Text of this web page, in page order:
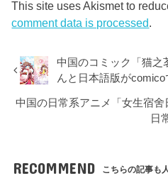
This site uses Akismet to
comment data is processed.
中国のコミック「猫
んと日本語版が
中国の日常系アニメ「女生宿
日
RECOMMEND こちらの記事も